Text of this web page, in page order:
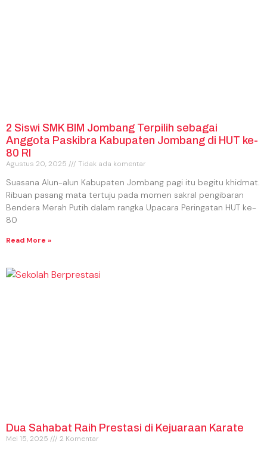
2 Siswi SMK BIM Jombang Terpilih sebagai
Anggota Paskibra Kabupaten Jombang di HUT ke-
80 RI
Agustus 20, 2025 Tidak ada komentar
Suasana Alun-alun Kabupaten Jombang pagi itu begitu khidmat.
Ribuan pasang mata tertuju pada momen sakral pengibaran
Bendera Merah Putih dalam rangka Upacara Peringatan HUT ke-
80
Read More »
Dua Sahabat Raih Prestasi di Kejuaraan Karate
Mei 15, 2025 2 Komentar